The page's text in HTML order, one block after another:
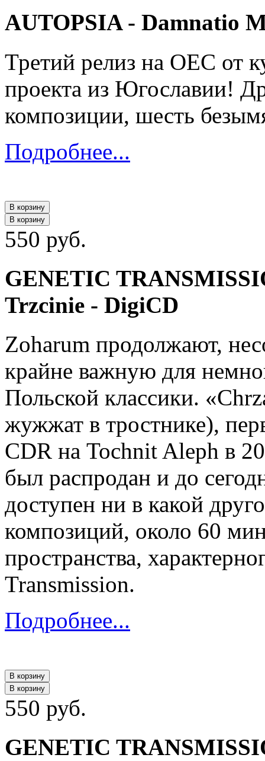
AUTOPSIA - Damnatio
Третий релиз на OEC от
проекта из Югославии!
композиции, шесть
Подробнее...
В корзину
В корзину
550 руб.
GENETIC
Trzcinie - DigiCD
Zoharum продолжают,
крайне важную для
Польской классики.
жужжат в тростнике),
CDR на Tochnit Aleph в
был распродан и до
доступен ни в какой
композиций, около 60
пространства,
Transmission.
Подробнее...
В корзину
В корзину
550 руб.
GENETIC